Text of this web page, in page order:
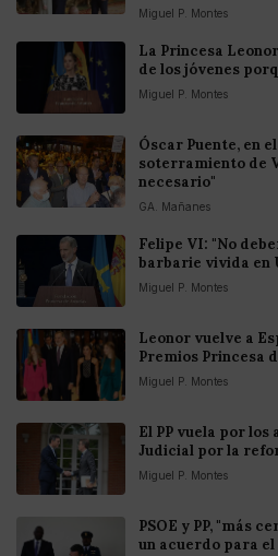
Miguel P. Montes
La Princesa
de los jóvenes
Miguel P. Montes
Óscar Puente, en
soterramiento de
necesario"
GA. Mañanes
Felipe VI: "No
barbarie vivida en
Miguel P. Montes
Leonor vuelve a
Premios Princesa
Miguel P. Montes
El PP vuela por
Judicial por la
Miguel P. Montes
PSOE y PP, "más
un acuerdo para